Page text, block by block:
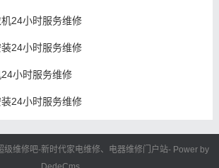
24小时服务维修
24小时服务维修
小时服务维修
24小时服务维修
级维修吧-新时代家电维修、电器维修门户站- Power by